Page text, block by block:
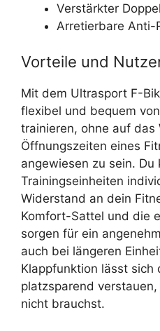
Verstärkter
Arretierbare Anti-
Vorteile und
Mit dem Ultrasport F-
flexibel und bequem
trainieren, ohne auf das
Öffnungszeiten eines
angewiesen zu sein. Du
Trainingseinheiten
Widerstand an dein
Komfort-Sattel und die
sorgen für ein
auch bei längeren
Klappfunktion lässt sich
platzsparend
nicht brauchst.